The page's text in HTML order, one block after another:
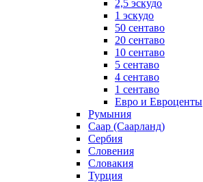
2,5 эскудо
1 эскудо
50 сентаво
20 сентаво
10 сентаво
5 сентаво
4 сентаво
1 сентаво
Евро и Евроценты
Румыния
Саар (Саарланд)
Сербия
Словения
Словакия
Турция